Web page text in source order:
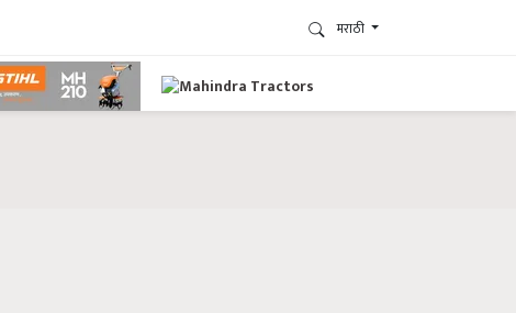
मराठी